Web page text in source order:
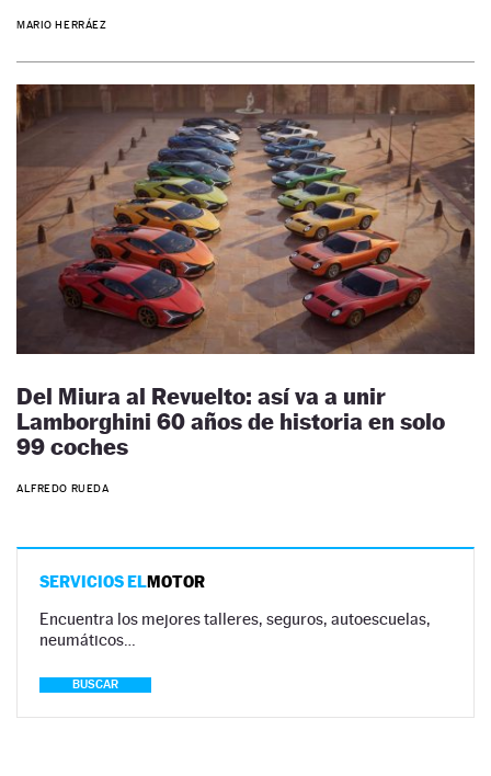
MARIO HERRÁEZ
Del Miura al Revuelto: así va a unir
Lamborghini 60 años de historia en solo
99 coches
ALFREDO RUEDA
SERVICIOS ELMOTOR
Encuentra los mejores talleres, seguros, autoescuelas,
neumáticos…
BUSCAR